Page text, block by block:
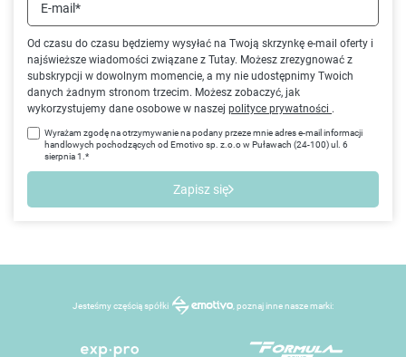
Od czasu do czasu będziemy wysyłać na Twoją skrzynkę e-mail oferty i
najświeższe wiadomości związane z Tutay. Możesz zrezygnować z
subskrypcji w dowolnym momencie, a my nie udostępnimy Twoich
danych żadnym stronom trzecim. Możesz zobaczyć, jak
wykorzystujemy dane osobowe w naszej polityce prywatności .
E-mail*
Wyrażam zgodę na otrzymywanie na podany przeze mnie adres e-mail informacji
handlowych pochodzących od Emotivo sp. z.o.o w Puławach (24-100) ul. 6
sierpnia 1.*
Zapisz się
Jesteśmy częścią spółki , poznaj inne nasze marki: